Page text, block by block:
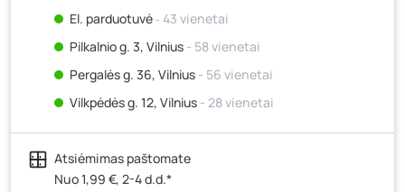
El. parduotuvė‐ 43 vienetai
Pilkalnio g. 3, Vilnius - 58 vienetai
Pergalės g. 36, Vilnius - 56 vienetai
Vilkpėdės g. 12, Vilnius - 28 vienetai
Ateities g. 15, Vilnius- 54 vienetai
Kauno r., Narsiečių k., Vytauto g. 183, Kaunas
vienetai
Atsiėmimas paštomate
Nuo 1,99 €, 2-4 d.d.*